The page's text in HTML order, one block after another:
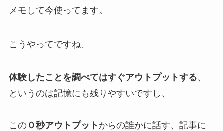
メモして今使ってます。
こうやってですね、
体験したことを調べてはすぐアウトプットする、
というのは記憶にも残りやすいですし、
この０秒アウトプット からの誰かに話す、記事に